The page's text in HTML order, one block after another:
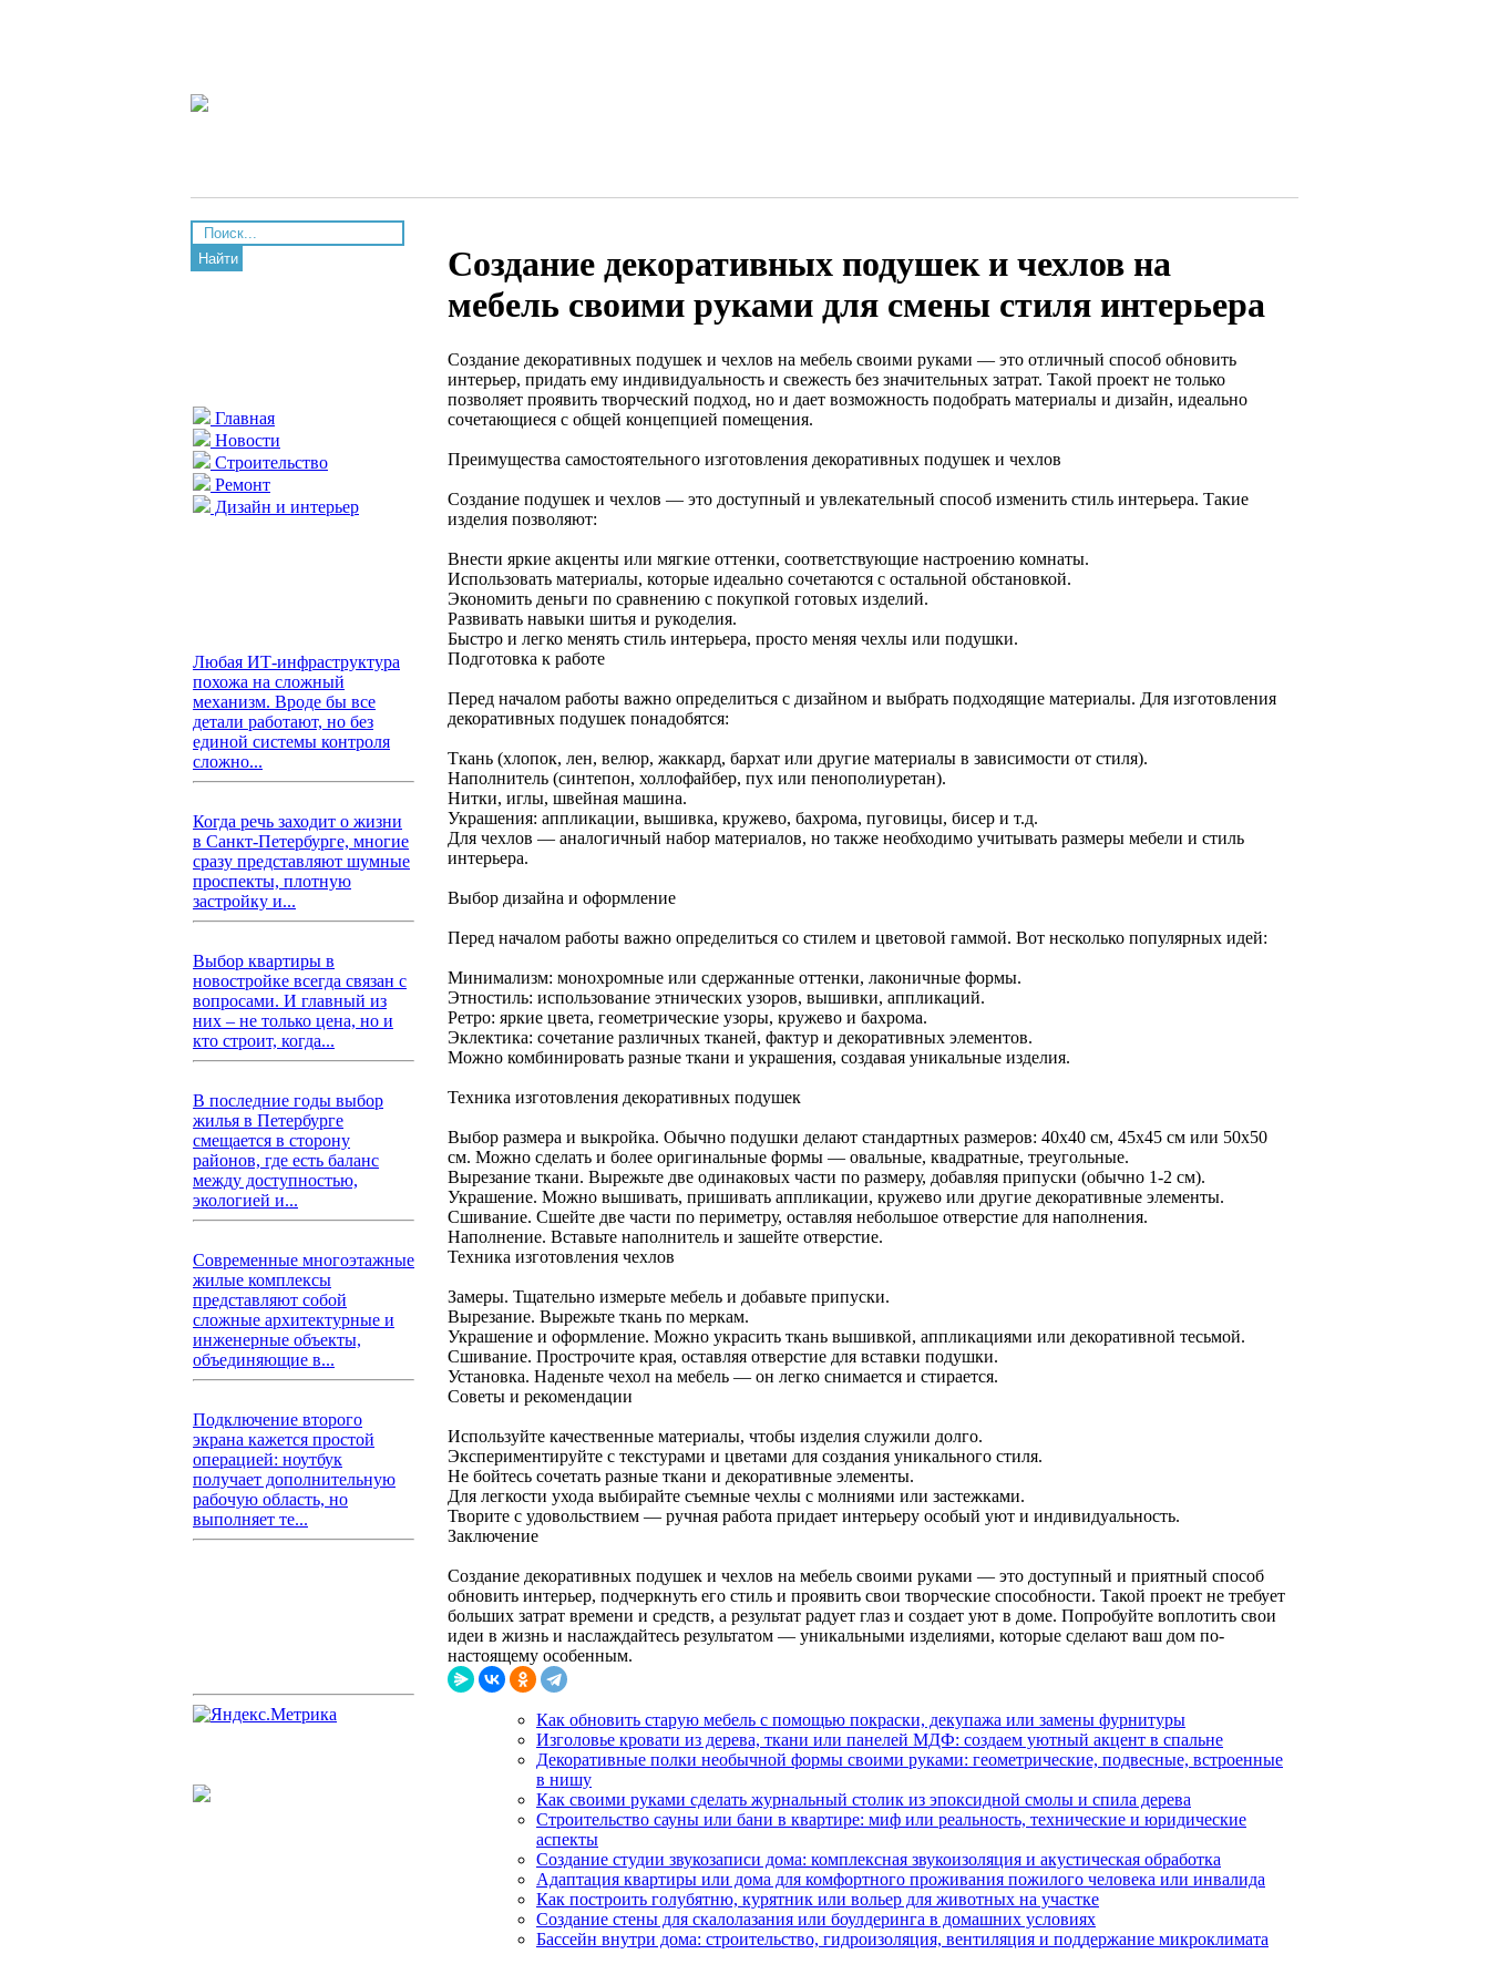
Найти
Главная
Новости
Строительство
Ремонт
Дизайн и интерьер
Любая ИТ-инфраструктура
похожа на сложный
механизм. Вроде бы все
детали работают, но без
единой системы контроля
сложно...
Когда речь заходит о жизни
в Санкт-Петербурге, многие
сразу представляют шумные
проспекты, плотную
застройку и...
Выбор квартиры в
новостройке всегда связан с
вопросами. И главный из
них – не только цена, но и
кто строит, когда...
В последние годы выбор
жилья в Петербурге
смещается в сторону
районов, где есть баланс
между доступностью,
экологией и...
Современные многоэтажные
жилые комплексы
представляют собой
сложные архитектурные и
инженерные объекты,
объединяющие в...
Подключение второго
экрана кажется простой
операцией: ноутбук
получает дополнительную
рабочую область, но
выполняет те...
Создание декоративных подушек и чехлов на
мебель своими руками для смены стиля интерьера
Создание декоративных подушек и чехлов на мебель своими руками — это отличный способ обновить
интерьер, придать ему индивидуальность и свежесть без значительных затрат. Такой проект не только
позволяет проявить творческий подход, но и дает возможность подобрать материалы и дизайн, идеально
сочетающиеся с общей концепцией помещения.
Преимущества самостоятельного изготовления декоративных подушек и чехлов
Создание подушек и чехлов — это доступный и увлекательный способ изменить стиль интерьера. Такие
изделия позволяют:
Внести яркие акценты или мягкие оттенки, соответствующие настроению комнаты.
Использовать материалы, которые идеально сочетаются с остальной обстановкой.
Экономить деньги по сравнению с покупкой готовых изделий.
Развивать навыки шитья и рукоделия.
Быстро и легко менять стиль интерьера, просто меняя чехлы или подушки.
Подготовка к работе
Перед началом работы важно определиться с дизайном и выбрать подходящие материалы. Для изготовления
декоративных подушек понадобятся:
Ткань (хлопок, лен, велюр, жаккард, бархат или другие материалы в зависимости от стиля).
Наполнитель (синтепон, холлофайбер, пух или пенополиуретан).
Нитки, иглы, швейная машина.
Украшения: аппликации, вышивка, кружево, бахрома, пуговицы, бисер и т.д.
Для чехлов — аналогичный набор материалов, но также необходимо учитывать размеры мебели и стиль
интерьера.
Выбор дизайна и оформление
Перед началом работы важно определиться со стилем и цветовой гаммой. Вот несколько популярных идей:
Минимализм: монохромные или сдержанные оттенки, лаконичные формы.
Этностиль: использование этнических узоров, вышивки, аппликаций.
Ретро: яркие цвета, геометрические узоры, кружево и бахрома.
Эклектика: сочетание различных тканей, фактур и декоративных элементов.
Можно комбинировать разные ткани и украшения, создавая уникальные изделия.
Техника изготовления декоративных подушек
Выбор размера и выкройка. Обычно подушки делают стандартных размеров: 40x40 см, 45x45 см или 50x50
см. Можно сделать и более оригинальные формы — овальные, квадратные, треугольные.
Вырезание ткани. Вырежьте две одинаковых части по размеру, добавляя припуски (обычно 1-2 см).
Украшение. Можно вышивать, пришивать аппликации, кружево или другие декоративные элементы.
Сшивание. Сшейте две части по периметру, оставляя небольшое отверстие для наполнения.
Наполнение. Вставьте наполнитель и зашейте отверстие.
Техника изготовления чехлов
Замеры. Тщательно измерьте мебель и добавьте припуски.
Вырезание. Вырежьте ткань по меркам.
Украшение и оформление. Можно украсить ткань вышивкой, аппликациями или декоративной тесьмой.
Сшивание. Прострочите края, оставляя отверстие для вставки подушки.
Установка. Наденьте чехол на мебель — он легко снимается и стирается.
Советы и рекомендации
Используйте качественные материалы, чтобы изделия служили долго.
Экспериментируйте с текстурами и цветами для создания уникального стиля.
Не бойтесь сочетать разные ткани и декоративные элементы.
Для легкости ухода выбирайте съемные чехлы с молниями или застежками.
Творите с удовольствием — ручная работа придает интерьеру особый уют и индивидуальность.
Заключение
Создание декоративных подушек и чехлов на мебель своими руками — это доступный и приятный способ
обновить интерьер, подчеркнуть его стиль и проявить свои творческие способности. Такой проект не требует
больших затрат времени и средств, а результат радует глаз и создает уют в доме. Попробуйте воплотить свои
идеи в жизнь и наслаждайтесь результатом — уникальными изделиями, которые сделают ваш дом по-
настоящему особенным.
Как обновить старую мебель с помощью покраски, декупажа или замены фурнитуры
Изголовье кровати из дерева, ткани или панелей МДФ: создаем уютный акцент в спальне
Декоративные полки необычной формы своими руками: геометрические, подвесные, встроенные
в нишу
Как своими руками сделать журнальный столик из эпоксидной смолы и спила дерева
Строительство сауны или бани в квартире: миф или реальность, технические и юридические
аспекты
Создание студии звукозаписи дома: комплексная звукоизоляция и акустическая обработка
Адаптация квартиры или дома для комфортного проживания пожилого человека или инвалида
Как построить голубятню, курятник или вольер для животных на участке
Создание стены для скалолазания или боулдеринга в домашних условиях
Бассейн внутри дома: строительство, гидроизоляция, вентиляция и поддержание микроклимата